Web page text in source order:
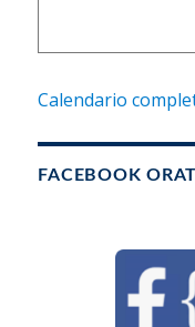
Calendario
FACEBOOK